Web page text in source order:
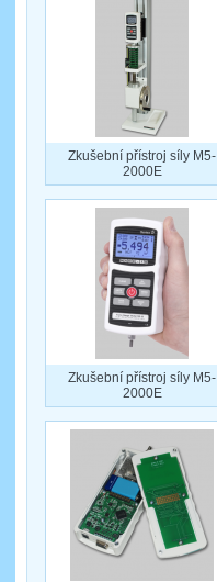
Zkušební přístroj síly M5-
2000E
Zkušební přístroj síly M5-
2000E